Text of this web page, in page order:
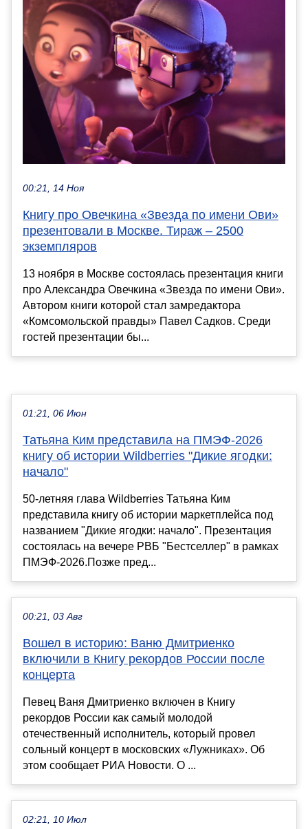
00:21, 14 Ноя
Книгу про Овечкина «Звезда по имени Ови»
презентовали в Москве. Тираж – 2500
экземпляров
13 ноября в Москве состоялась презентация книги
про Александра Овечкина «Звезда по имени Ови».
Автором книги которой стал замредактора
«Комсомольской правды» Павел Садков. Среди
гостей презентации бы...
01:21, 06 Июн
Татьяна Ким представила на ПМЭФ-2026
книгу об истории Wildberries "Дикие ягодки:
начало"
50-летняя глава Wildberries Татьяна Ким
представила книгу об истории маркетплейса под
названием "Дикие ягодки: начало". Презентация
состоялась на вечере РВБ "Бестселлер" в рамках
ПМЭФ-2026.Позже пред...
00:21, 03 Авг
Вошел в историю: Ваню Дмитриенко
включили в Книгу рекордов России после
концерта
Певец Ваня Дмитриенко включен в Книгу
рекордов России как самый молодой
отечественный исполнитель, который провел
сольный концерт в московских «Лужниках». Об
этом сообщает РИА Новости. О ...
02:21, 10 Июл